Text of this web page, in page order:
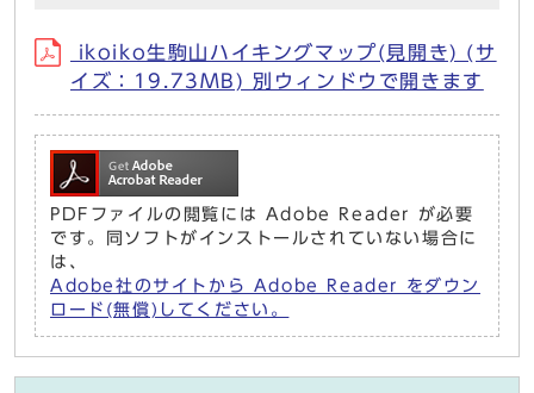
ikoiko生駒山ハイキングマップ(見開き) (サ
イズ：19.73MB) 別ウィンドウで開きます
PDFファイルの閲覧には Adobe Reader が必要
です。同ソフトがインストールされていない場合に
は、
Adobe社のサイトから Adobe Reader をダウン
ロード(無償)してください。